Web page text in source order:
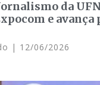
da
e avança
12/06/2026